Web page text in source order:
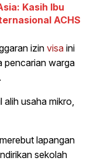
Kasih Ibu
ACHS
izinvisa ini
pencarian warga
usaha mikro,
lapangan
sekolah